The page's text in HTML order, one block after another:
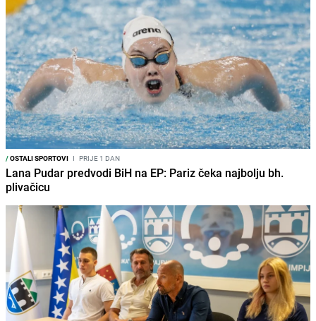
/OSTALI SPORTOVI I PRIJE 1 DAN
Lana Pudar predvodi BiH na EP: Pariz čeka najbolju bh.
plivačicu